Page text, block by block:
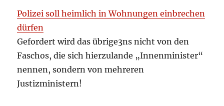
Polizei soll heimlich in Wohnungen einbrechen
dürfen
Gefordert wird das übrige3ns nicht von den
Faschos, die sich hierzulande „Innenminister“
nennen, sondern von mehreren
Justizministern!